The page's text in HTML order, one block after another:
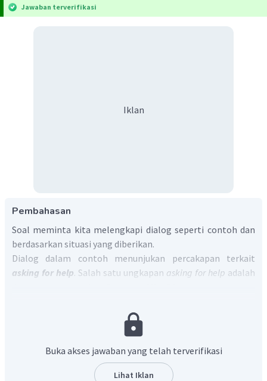
Jawaban terverifikasi
Iklan
Pembahasan
Soal meminta kita melengkapi dialog seperti contoh dan
berdasarkan situasi yang diberikan.
Dialog dalam contoh menunjukan percakapan terkait
asking for help. Salah satu ungkapan asking for help adalah
clean the living room using vacuum cleaner?
yang dicontohkan di atas.
Buka akses jawaban yang telah terverifikasi
Lihat Iklan